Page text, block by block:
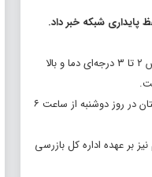
شبکه خبر داد.
، هادی حق‌شناس شامگاه یکشنبه با اشاره به پیش‌بینی سازمان هواشناسی مبنی بر افزایش ۲ تا ۳ درجه‌ای دما و بالا
وی افزود: با توجه به ناترازی بین تولید و مصرف برق در کشور و به‌منظور رفاه حال مردم و کاهش خاموشی‌ها، ساعات کاری کلیه ادارات و بانک های استان در روز دوشنبه از ساعت ۶
بر عهده اداره کل بازرسی